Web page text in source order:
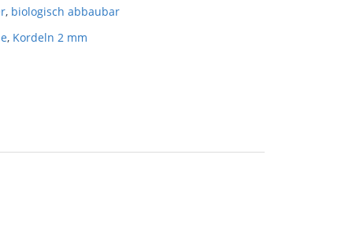
, biologisch abbaubar
, Kordeln 2 mm